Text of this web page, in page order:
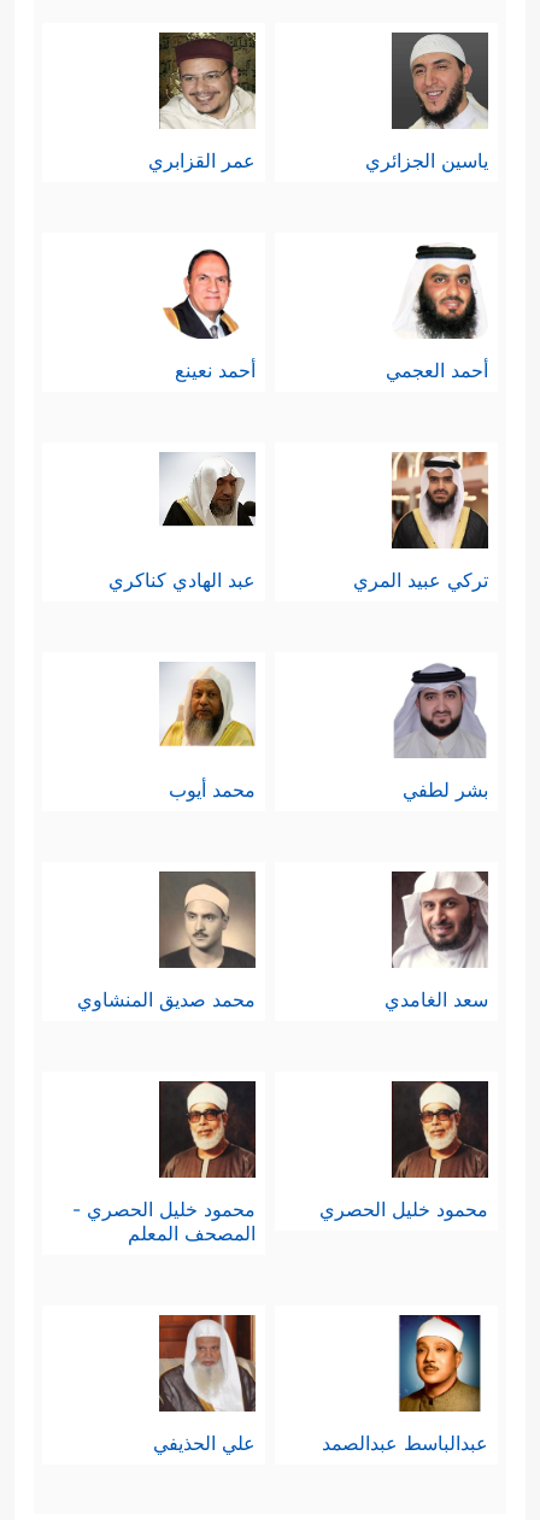
ياسين الجزائري عمر القزابري
أحمد العجمي أحمد نعينع
تركي عبيد المري عبد الهادي كناكري
بشر لطفي محمد أيوب
سعد الغامدي محمد صديق المنشاوي
محمود خليل الحصري
محمود خليل الحصري -
المصحف المعلم
عبدالباسط عبدالصمد علي الحذيفي